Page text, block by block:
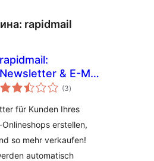
rapidmail
rapidmail:
Newsletter & E-Mail
Marketing for
(3общий
рейтинг
)
für Kunden Ihres
erstellen,
so mehr verkaufen!
automatisch